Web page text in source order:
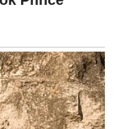
rane.
a Jarac izlazi